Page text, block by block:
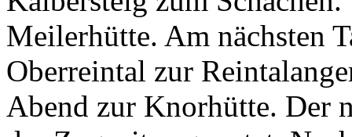
Meilerhütte. Am nächsten
Oberreintal zur
Abend zur Knorhütte. Der